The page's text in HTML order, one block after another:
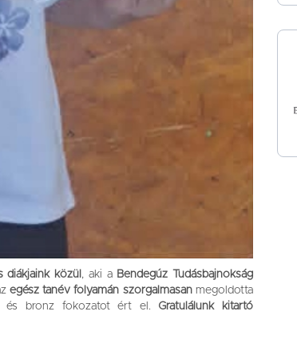
diákjaink közül , aki a Bendegúz Tudásbajnokság
egész tanév folyamán szorgalmasanmegoldotta
és bronz fokozatot ért el. Gratulálunk kitartó